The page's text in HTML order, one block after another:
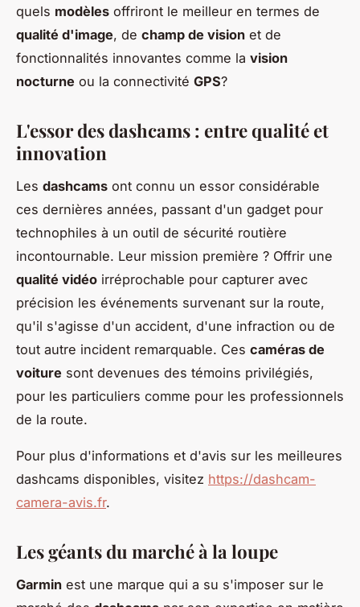
quels modèles offriront le meilleur en termes de
qualité d'image, de champ de vision et de
fonctionnalités innovantes comme la vision
nocturne ou la connectivité GPS?
L'essor des dashcams : entre qualité et
innovation
Les dashcams ont connu un essor considérable
ces dernières années, passant d'un gadget pour
technophiles à un outil de sécurité routière
incontournable. Leur mission première ? Offrir une
qualité vidéo irréprochable pour capturer avec
précision les événements survenant sur la route,
qu'il s'agisse d'un accident, d'une infraction ou de
tout autre incident remarquable. Ces caméras de
voiture sont devenues des témoins privilégiés,
pour les particuliers comme pour les professionnels
de la route.
Pour plus d'informations et d'avis sur les meilleures
dashcams disponibles, visitez https://dashcam-
camera-avis.fr.
Les géants du marché à la loupe
Garmin est une marque qui a su s'imposer sur le